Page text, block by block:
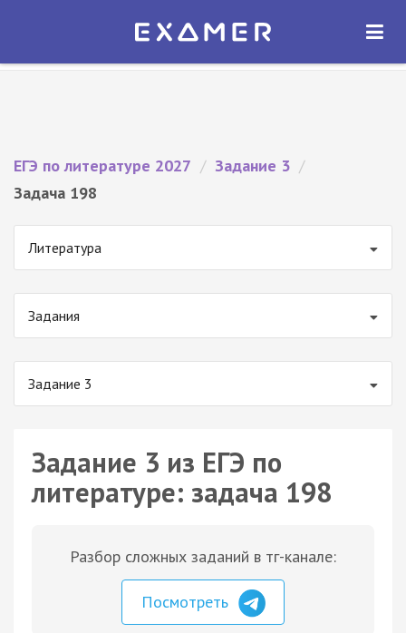
Экзамер — ЕГЭ 2027
ОТКРЫТЬ
ЕГЭ по литературе 2027 / Задание 3 /
Задача 198
Литература
Задания
Задание 3
Задание 3 из ЕГЭ по
литературе: задача 198
Разбор сложных заданий в тг-канале:
Посмотреть